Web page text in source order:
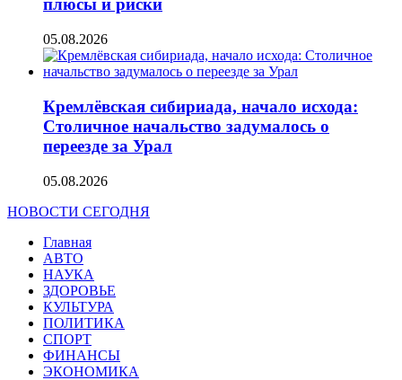
плюсы и риски
05.08.2026
Кремлёвская сибириада, начало исхода:
Столичное начальство задумалось о
переезде за Урал
05.08.2026
НОВОСТИ СЕГОДНЯ
Главная
АВТО
НАУКА
ЗДОРОВЬЕ
КУЛЬТУРА
ПОЛИТИКА
СПОРТ
ФИНАНСЫ
ЭКОНОМИКА